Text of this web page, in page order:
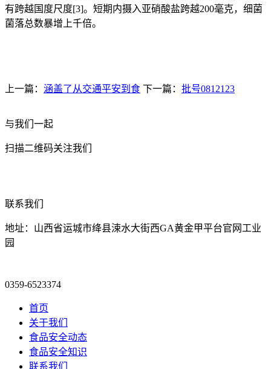
有跨越国度尺度[3]。短期内摄入亚硝酸盐跨越200毫克，细菌
菌落总数暴增上千倍。
上一篇： 涵盖了从交通平安到食 下一篇： 批号0812123
与我们一起
扫描二维码关注我们
联系我们
地址：山西省运城市绛县涑水大街西GA黄金甲平台官网工业
园
0359-6523374
首页
关于我们
食品安全动态
食品安全知识
联系我们